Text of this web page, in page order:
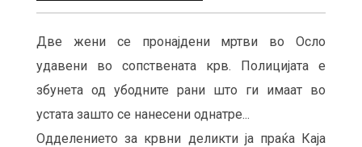
Две жени се пронајдени мртви во Осло
удавени во сопствената крв. Полицијата е
збунета од убодните рани што ги имаат во
устата зашто се нанесени однатре...
Одделението за крвни деликти ја праќа Каја